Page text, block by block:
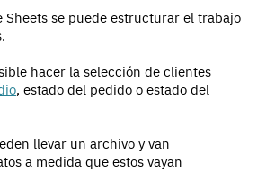
Sheets se puede estructurar el trabajo
hacer la selección de clientes
, estado del pedido o estado del
llevar un archivo y van
a medida que estos vayan